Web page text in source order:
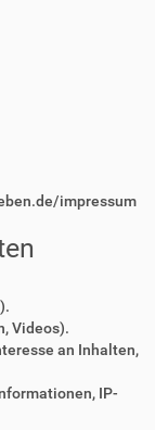
impressum
Videos).
an Inhalten,
IP-